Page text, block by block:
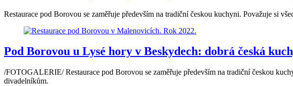
Restaurace pod Borovou se zaměřuje především na tradiční českou kuchyni. Považuje si
Pod Borovou u Lysé hory v Beskydech: dobrá česká
/FOTOGALERIE/ Restaurace pod Borovou se zaměřuje především na tradiční českou
divadelníkům.